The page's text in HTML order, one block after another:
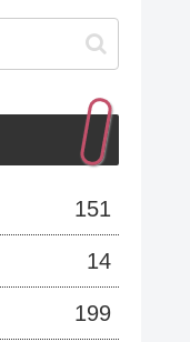
151
14
199